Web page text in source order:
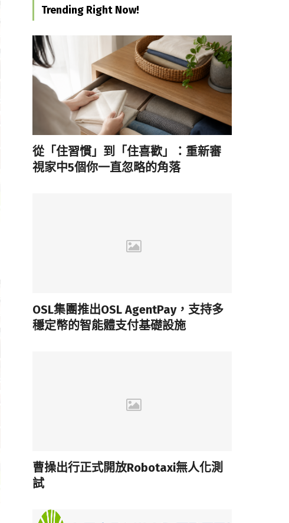
Trending Right Now!
從「住習慣」到「住喜歡」：重新審
視家中5個你一直忽略的角落
OSL集團推出OSL AgentPay，支持多
穩定幣的智能體支付基礎設施
曹操出行正式開放Robotaxi無人化測
試